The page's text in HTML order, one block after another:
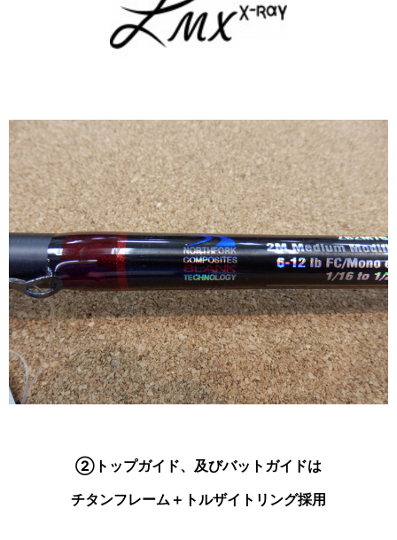
②トップガイド、及びバットガイドは
チタンフレーム＋トルザイトリング採用